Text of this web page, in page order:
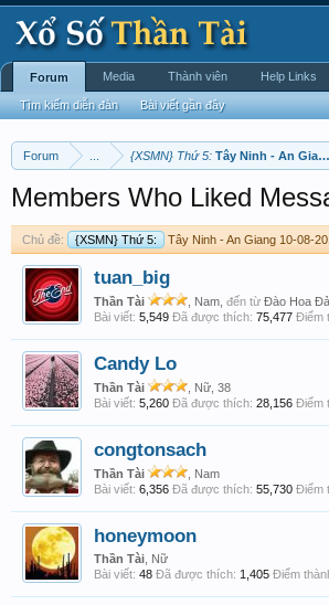
Forum {XSMN} Thứ 5: Tây Ninh - An
Members Who Liked
Chủ đề: {XSMN} Thứ 5: Tây Ninh - An Giang 10-08-
tuan_big
Thần Tài , Nam, đến từ Đào Hoa
Bài viết: 5,549 Đã được thích: 75,477 Điểm
Candy Lo
Thần Tài
, Nữ, 38
Bài viết: 5,260 Đã được thích: 28,156 Điểm
congtonsach
Thần Tài
, Nam
Bài viết: 6,356 Đã được thích: 55,730 Điểm
honeymoon
Thần Tài , Nữ
Bài viết: 48 Đã được thích: 1,405 Điểm
Forum
Tìm kiếm diễn đàn Bài viết gần đây
Media Thành viên Help Links